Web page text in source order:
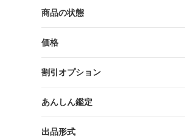
商品の状態
価格
割引オプション
あんしん鑑定
出品形式